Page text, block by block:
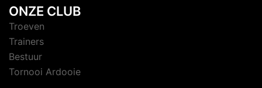
ONZE CLUB
Troeven
Trainers
Bestuur
Tornooi Ardooie